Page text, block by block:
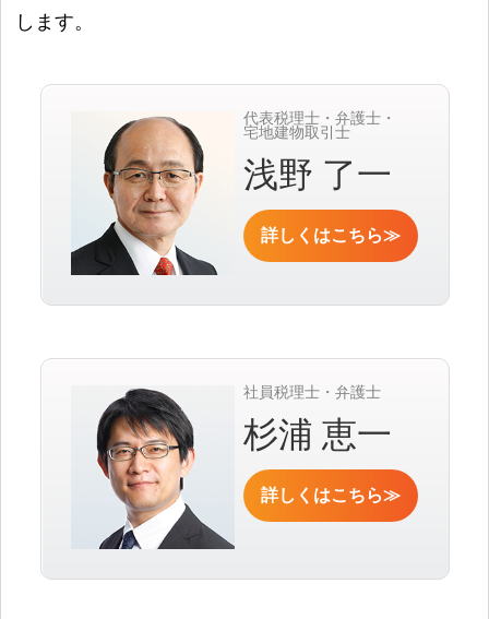
します。
代表税理士・弁護士・
宅地建物取引士
浅野 了一
詳しくはこちら≫
社員税理士・弁護士
杉浦 恵一
詳しくはこちら≫